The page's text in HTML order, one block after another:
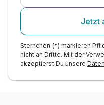
Jetzt
Sternchen (*) markieren
nicht an Dritte. Mit der
akzeptierst Du unsere